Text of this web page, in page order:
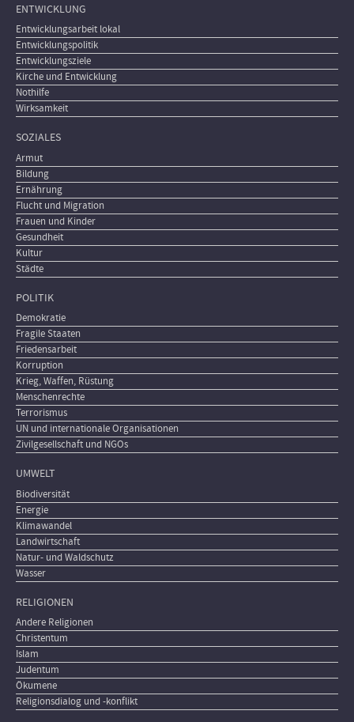
ENTWICKLUNG
Entwicklungsarbeit lokal
Entwicklungspolitik
Entwicklungsziele
Kirche und Entwicklung
Nothilfe
Wirksamkeit
SOZIALES
Armut
Bildung
Ernährung
Flucht und Migration
Frauen und Kinder
Gesundheit
Kultur
Städte
POLITIK
Demokratie
Fragile Staaten
Friedensarbeit
Korruption
Krieg, Waffen, Rüstung
Menschenrechte
Terrorismus
UN und internationale Organisationen
Zivilgesellschaft und NGOs
UMWELT
Biodiversität
Energie
Klimawandel
Landwirtschaft
Natur- und Waldschutz
Wasser
RELIGIONEN
Andere Religionen
Christentum
Islam
Judentum
Ökumene
Religionsdialog und -konflikt